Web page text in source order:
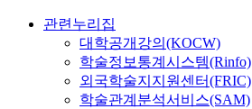
관련누리집
대학공개강의(KOCW)
학술정보통계시스템(Rinfo)
외국학술지지원센터(FRIC)
학술관계분석서비스(SAM)